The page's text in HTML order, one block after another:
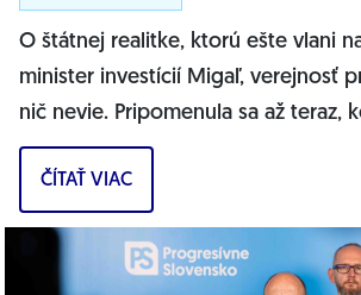
O štátnej realitke, ktorú ešte vlani
minister investícií Migaľ, verejnosť
nič nevie. Pripomenula sa až teraz,
bizarnú výzvu na nákup...
ČÍTAŤ VIAC